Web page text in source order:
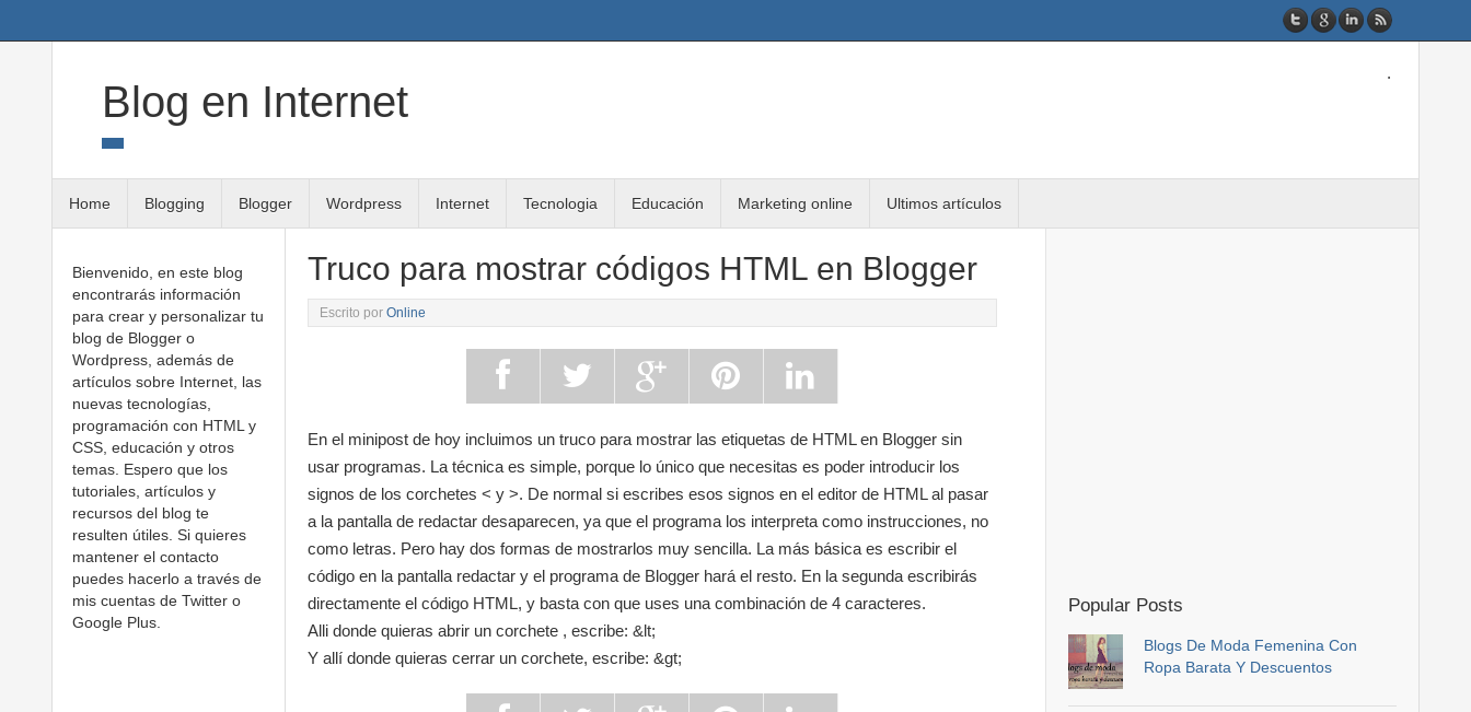
Blog en Internet
.
Home Blogging Blogger Wordpress Internet Tecnologia Educación Marketing online Ultimos artículos
Truco para mostrar códigos HTML en Blogger
Escrito porOnline
En el minipost de hoy incluimos un truco para mostrar las etiquetas de HTML en Blogger sin
usar programas. La técnica es simple, porque lo único que necesitas es poder introducir los
signos de los corchetes < y >. De normal si escribes esos signos en el editor de HTML al pasar
a la pantalla de redactar desaparecen, ya que el programa los interpreta como instrucciones, no
como letras. Pero hay dos formas de mostrarlos muy sencilla. La más básica es escribir el
código en la pantalla redactar y el programa de Blogger hará el resto. En la segunda escribirás
directamente el código HTML, y basta con que uses una combinación de 4 caracteres.
Alli donde quieras abrir un corchete , escribe: &lt;
Y allí donde quieras cerrar un corchete, escribe: &gt;
Bienvenido, en este blog
encontrarás información
para crear y personalizar tu
blog de Blogger o
Wordpress, además de
artículos sobre Internet, las
nuevas tecnologías,
programación con HTML y
CSS, educación y otros
temas. Espero que los
tutoriales, artículos y
recursos del blog te
resulten útiles. Si quieres
mantener el contacto
puedes hacerlo a través de
mis cuentas de Twitter o
Google Plus.
Popular Posts
Blogs De Moda Femenina Con
Ropa Barata Y Descuentos